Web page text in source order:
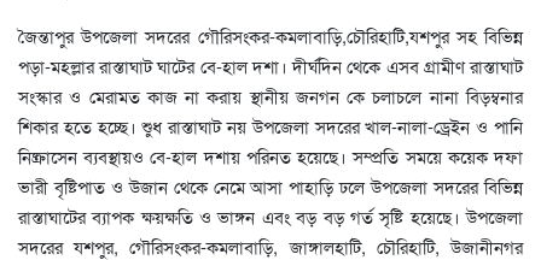
জৈন্তাপুর উপজেলা সদরের গৌরিসংকর-কমলাবাড়ি,চৌরিহাটি,যশপুর সহ বিভিন্ন
পড়া-মহল্লার রাস্তাঘাট ঘাটের বে-হাল দশা। দীর্ঘদিন থেকে এসব গ্রামীণ রাস্তাঘাট
সংস্কার ও মেরামত কাজ না করায় স্থানীয় জনগন কে চলাচলে নানা বিড়ম্বনার
শিকার হতে হচ্ছে। শুুধ রাস্তাঘাট নয় উপজেলা সদরের খাল-নালা-ড্রেইন ও পানি
নিষ্ক্রাসেন ব্যবস্থায়ও বে-হাল দশায় পরিনত হয়েছে। সম্প্রতি সময়ে কয়েক দফা
ভারী বৃষ্টিপাত ও উজান থেকে নেমে আসা পাহাড়ি ঢলে উপজেলা সদরের বিভিন্ন
রাস্তাঘাটের ব্যাপক ক্ষয়ক্ষতি ও ভাঙ্গন এবং বড় বড় গর্ত সৃষ্টি হয়েছে। উপজেলা
সদরের যশপুর, গৌরিসংকর-কমলাবাড়ি, জাঙ্গালহাটি, চৌরিহাটি, উজানীনগর